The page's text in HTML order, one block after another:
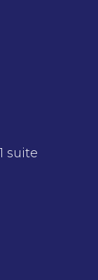
suite